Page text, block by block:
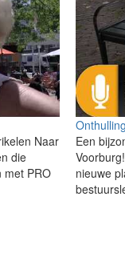
Naar
die
met PRO
Een
nieuwe